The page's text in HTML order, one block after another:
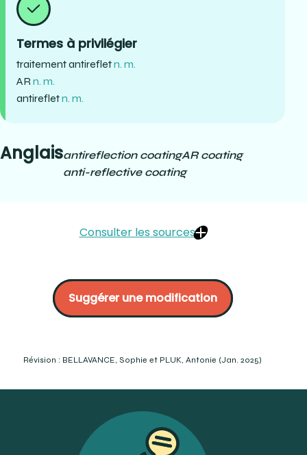
Termes à privilégier
traitement antirefletn. m.
AR n. m.
antirefletn. m.
Anglaisantireflection coatingAR coating
anti-reflective coating
Consulter les sources
de l'œil: du diagnostic à l'équipement optique. Elsevier
Masson SAS. p.333-335.
Dion, Martin (2005). Matériaux d’optique lunetière.
p.7
(2016). Examen de vue, prise de mesure et
Brooks, C.W. et Borish, I.M. (2007). System for ophthalmic
dispensing (Third Edition). Butterworth-Heinemann
Suggérer une modification
Révision : BELLAVANCE, Sophie et PLUK, Antonie (Jan. 2025)